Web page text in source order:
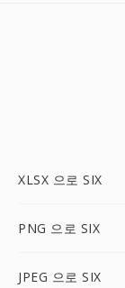
XLSX 으로 SIX
PNG 으로 SIX
JPEG 으로 SIX